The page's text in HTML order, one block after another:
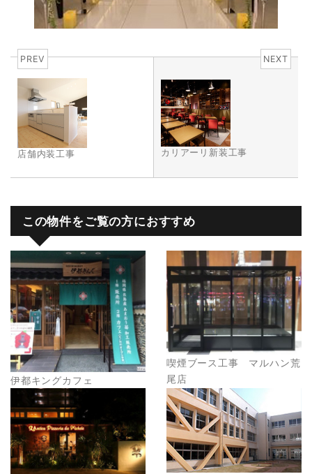
PREV
店舗内装工事
NEXT
カリアーリ新装工事
この物件をご覧の方におすすめ
伊都キングカフェ
喫煙ブース工事 マルハン荒
尾店